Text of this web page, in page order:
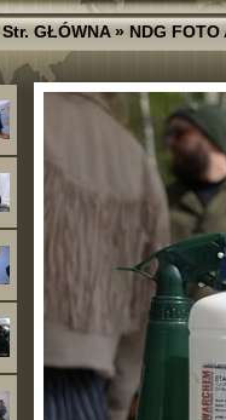
Str. GŁÓWNA»NDG FOTO